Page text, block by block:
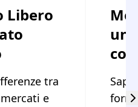
Libero
tra
e